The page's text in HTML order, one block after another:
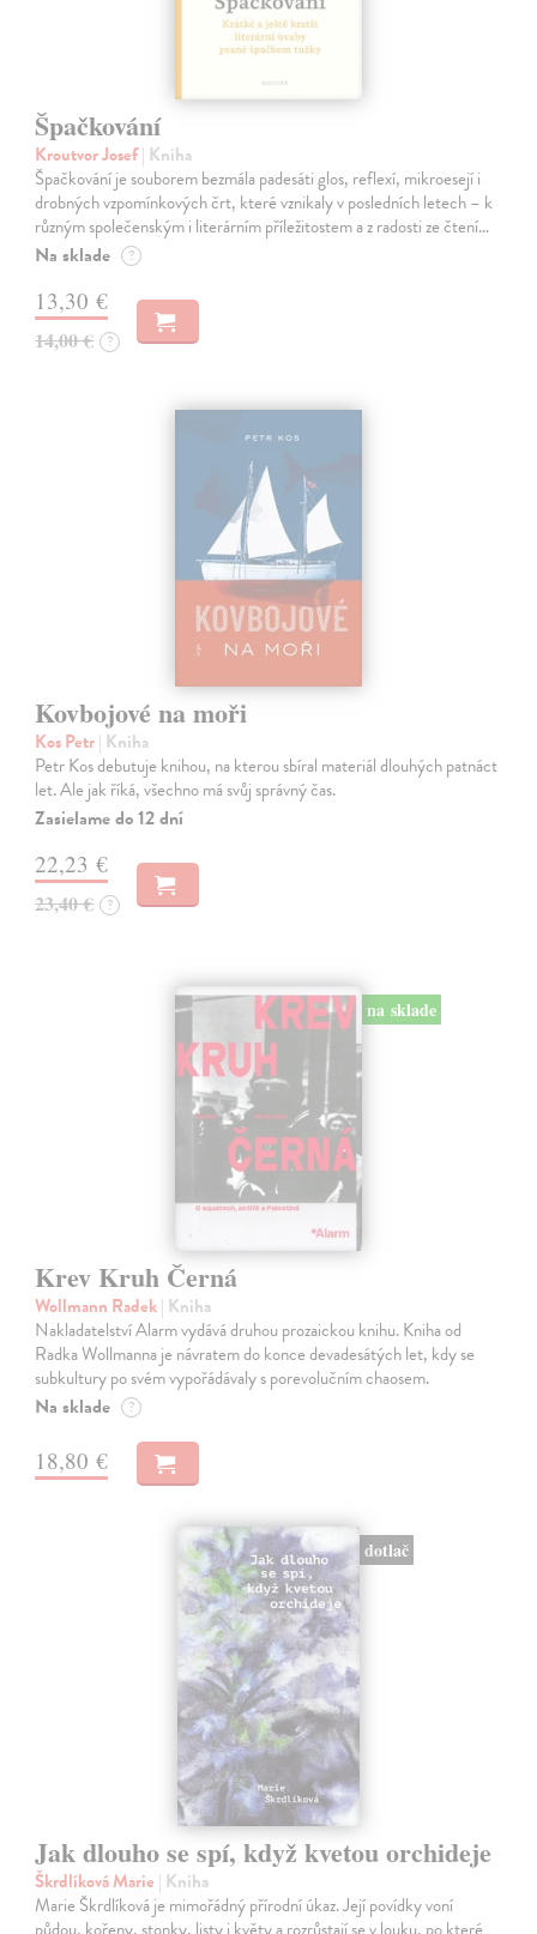
Špačkování
Kroutvor Josef| Kniha
Špačkování je souborem bezmála padesáti glos, reflexí, mikroesejí i
drobných vzpomínkových črt, které vznikaly v posledních letech – k
různým společenským i literárním příležitostem a z radosti ze čtení…
Na sklade ?
13,30 €
14,00 € ?
Kovbojové na moři
Kos Petr| Kniha
Petr Kos debutuje knihou, na kterou sbíral materiál dlouhých patnáct
let. Ale jak říká, všechno má svůj správný čas.
Zasielame do 12 dní
22,23 €
23,40 € ?
na sklade
Krev Kruh Černá
Wollmann Radek| Kniha
Nakladatelství Alarm vydává druhou prozaickou knihu. Kniha od
Radka Wollmanna je návratem do konce devadesátých let, kdy se
subkultury po svém vypořádávaly s porevolučním chaosem.
Na sklade ?
18,80 €
dotlač
Jak dlouho se spí, když kvetou orchideje
Škrdlíková Marie | Kniha
Marie Škrdlíková je mimořádný přírodní úkaz. Její povídky voní